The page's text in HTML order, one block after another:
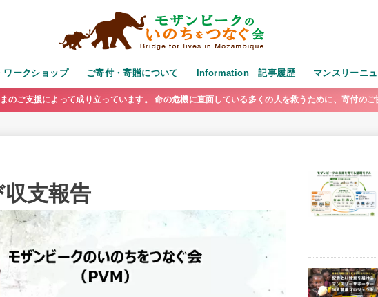
ークショップ ご寄付・寄贈について Information 記事履歴 マンスリーニ
のご支援によって成り立っています。 命の危機に直面している多くの人を救うために、寄付のご
支報告